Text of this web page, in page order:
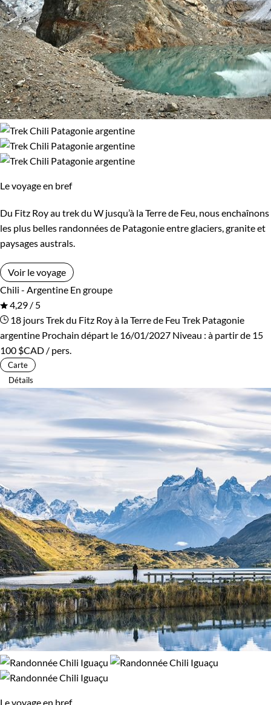
Le voyage en bref
Du Fitz Roy au trek du W jusqu’à la Terre de Feu, nous enchaînons
les plus belles randonnées de Patagonie entre glaciers, granite et
paysages australs.
Voir le voyage
Chili - Argentine En groupe
4,29 / 5
18 joursTrek du Fitz Roy à la Terre de Feu Trek Patagonie
argentine Prochain départ le 16/01/2027 Niveau : à partir de 15
100 $CAD / pers.
Carte
Détails
Le voyage en bref